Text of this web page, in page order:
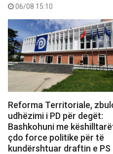
06/08 15:10
Reforma Territoriale,
udhëzimi i PD për degët:
Bashkohuni me
çdo force politike për të
kundërshtuar draftin e PS